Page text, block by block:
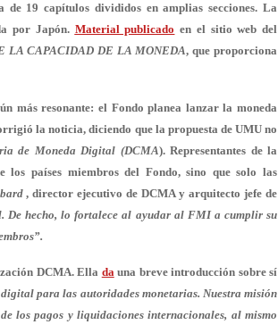
19 capítulos divididos en amplias secciones. La
por Japón. Material publicado en el sitio web del
LA CAPACIDAD DE LA MONEDA, que proporciona
más resonante: el Fondo planea lanzar la moneda
la noticia, diciendo que la propuesta de UMU no
de Moneda Digital (DCMA). Representantes de la
países miembros del Fondo, sino que solo las
, director ejecutivo de DCMA y arquitecto jefe de
De hecho, lo fortalece al ayudar al FMI a cumplir su
DCMA. Ella dauna breve introducción sobre sí
para las autoridades monetarias. Nuestra misión
los pagos y liquidaciones internacionales, al mismo